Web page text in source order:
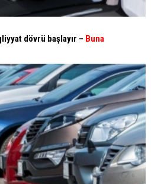
dövrü başlayır – Buna